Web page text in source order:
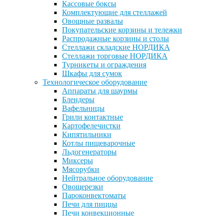
Кассовые боксы
Комплектующие для стеллажей
Овощные развалы
Покупательские корзины и тележки
Распродажные корзины и столы
Стеллажи складские НОРДИКА
Стеллажи торговые НОРДИКА
Турникеты и ограждения
Шкафы для сумок
Технологическое оборудование
Аппараты для шаурмы
Блендеры
Вафельницы
Грили контактные
Картофелечистки
Кипятильники
Котлы пищеварочные
Льдогенераторы
Миксеры
Мясорубки
Нейтральное оборудование
Овощерезки
Пароконвектоматы
Печи для пиццы
Печи конвекционные